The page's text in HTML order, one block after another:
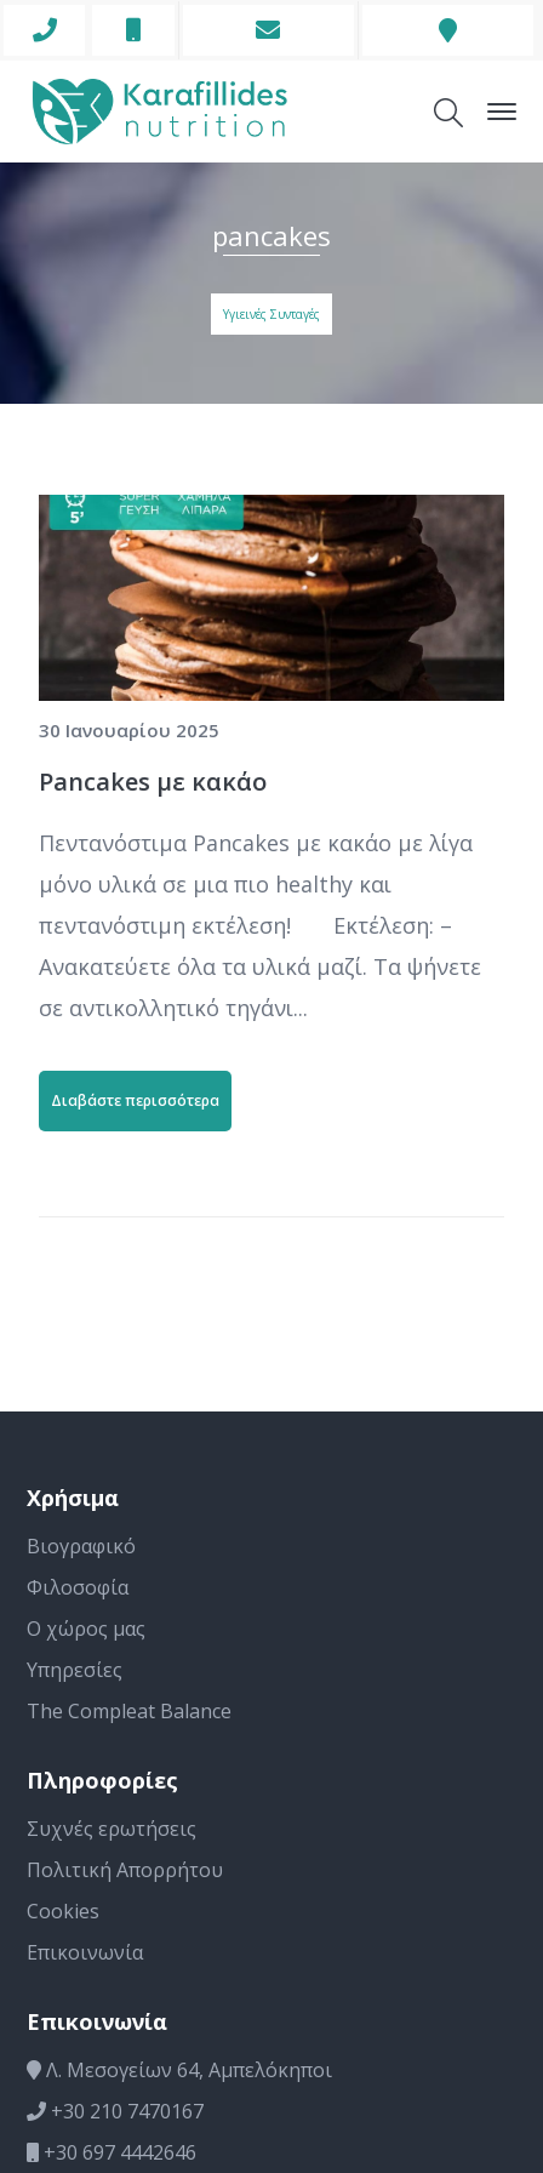
Phone
Envelope
Address
pancakes
Υγιεινές Συνταγές
30 Ιανουαρίου 2025
Pancakes με κακάο
Πεντανόστιμα Pancakes με κακάο με λίγα
μόνο υλικά σε μια πιο healthy και
πεντανόστιμη εκτέλεση! Εκτέλεση: –
Ανακατεύετε όλα τα υλικά μαζί. Τα ψήνετε
σε αντικολλητικό τηγάνι...
Διαβάστε περισσότερα
Χρήσιμα
Βιογραφικό
Φιλοσοφία
Ο χώρος μας
Υπηρεσίες
The Compleat Balance
Πληροφορίες
Συχνές ερωτήσεις
Πολιτική Απορρήτου
Cookies
Επικοινωνία
Επικοινωνία
Λ. Μεσογείων 64, Αμπελόκηποι
+30 210 7470167
+30 697 4442646